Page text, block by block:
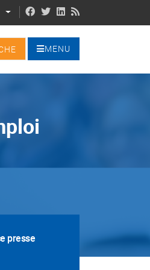
LIST ADDITIONAL ACTIONS
MENU
presse